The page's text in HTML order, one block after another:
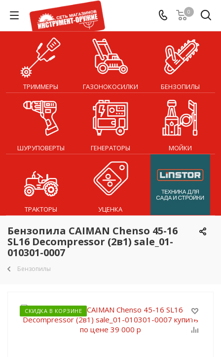
0
ТРИММЕРЫ ГАЗОНОКОСИЛКИ БЕНЗОПИЛЫ
ШУРУПОВЕРТЫ ГЕНЕРАТОРЫ МОЙКИ
ТРАКТОРЫ УЦЕНКА
Бензопила CAIMAN Chenso 45-16
SL16 Decompressor (2в1) sale_01-
010301-0007
Бензопилы
СКИДКА В КОРЗИНЕ